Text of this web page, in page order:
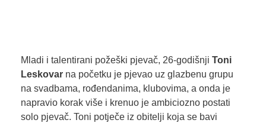
Mladi i talentirani požeški pjevač, 26-godišnji Toni
Leskovarna početku je pjevao uz glazbenu grupu
na svadbama, rođendanima, klubovima, a onda je
napravio korak više i krenuo je ambiciozno postati
solo pjevač. Toni potječe iz obitelji koja se bavi